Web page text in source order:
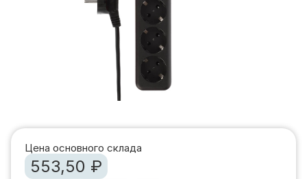
Цена основного склада
553,50 ₽